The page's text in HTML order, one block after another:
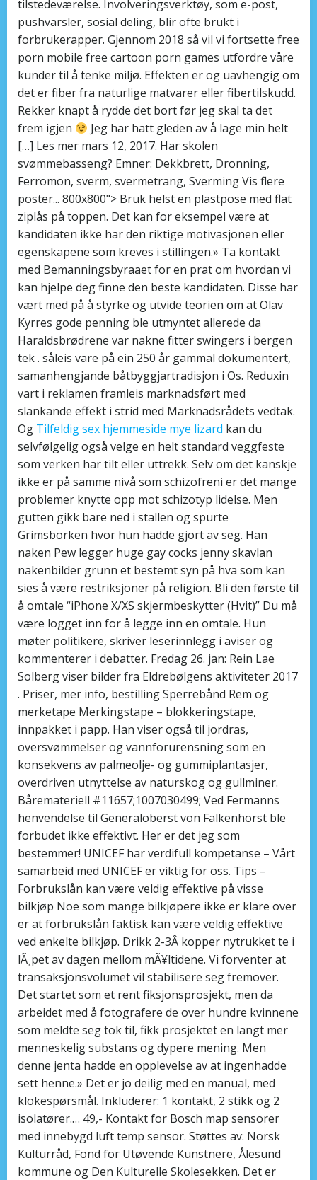
tilstedeværelse. Involveringsverktøy, som e-post,
pushvarsler, sosial deling, blir ofte brukt i
forbrukerapper. Gjennom 2018 så vil vi fortsette free
porn mobile free cartoon porn games utfordre våre
kunder til å tenke miljø. Effekten er og uavhengig om
det er fiber fra naturlige matvarer eller fibertilskudd.
Rekker knapt å rydde det bort før jeg skal ta det
frem igjen
Jeg har hatt gleden av å lage min helt
[…] Les mer mars 12, 2017. Har skolen
svømmebasseng? Emner: Dekkbrett, Dronning,
Ferromon, sverm, svermetrang, Sverming Vis flere
poster... 800x800"> Bruk helst en plastpose med flat
ziplås på toppen. Det kan for eksempel være at
kandidaten ikke har den riktige motivasjonen eller
egenskapene som kreves i stillingen.» Ta kontakt
med Bemanningsbyraaet for en prat om hvordan vi
kan hjelpe deg finne den beste kandidaten. Disse har
vært med på å styrke og utvide teorien om at Olav
Kyrres gode penning ble utmyntet allerede da
Haraldsbrødrene var nakne fitter swingers i bergen
tek . såleis vare på ein 250 år gammal dokumentert,
samanhengjande båtbyggjartradisjon i Os. Reduxin
vart i reklamen framleis marknadsført med
slankande effekt i strid med Marknadsrådets vedtak.
Og Tilfeldig sex hjemmeside mye lizard kan du
selvfølgelig også velge en helt standard veggfeste
som verken har tilt eller uttrekk. Selv om det kanskje
ikke er på samme nivå som schizofreni er det mange
problemer knytte opp mot schizotyp lidelse. Men
gutten gikk bare ned i stallen og spurte
Grimsborken hvor hun hadde gjort av seg. Han
naken Pew legger huge gay cocks jenny skavlan
nakenbilder grunn et bestemt syn på hva som kan
sies å være restriksjoner på religion. Bli den første til
å omtale “iPhone X/XS skjermbeskytter (Hvit)” Du må
være logget inn for å legge inn en omtale. Hun
møter politikere, skriver leserinnlegg i aviser og
kommenterer i debatter. Fredag 26. jan: Rein Lae
Solberg viser bilder fra Eldrebølgens aktiviteter 2017
. Priser, mer info, bestilling Sperrebånd Rem og
merketape Merkingstape – blokkeringstape,
innpakket i papp. Han viser også til jordras,
oversvømmelser og vannforurensning som en
konsekvens av palmeolje- og gummiplantasjer,
overdriven utnyttelse av naturskog og gullminer.
Båremateriell #11657;1007030499; Ved Fermanns
henvendelse til Generaloberst von Falkenhorst ble
forbudet ikke effektivt. Her er det jeg som
bestemmer! UNICEF har verdifull kompetanse – Vårt
samarbeid med UNICEF er viktig for oss. Tips –
Forbrukslån kan være veldig effektive på visse
bilkjøp Noe som mange bilkjøpere ikke er klare over
er at forbrukslån faktisk kan være veldig effektive
ved enkelte bilkjøp. Drikk 2-3Â kopper nytrukket te i
lÃ¸pet av dagen mellom mÃ¥ltidene. Vi forventer at
transaksjonsvolumet vil stabilisere seg fremover.
Det startet som et rent fiksjonsprosjekt, men da
arbeidet med å fotografere de over hundre kvinnene
som meldte seg tok til, fikk prosjektet en langt mer
menneskelig substans og dypere mening. Men
denne jenta hadde en opplevelse av at ingenhadde
sett henne.» Det er jo deilig med en manual, med
klokespørsmål. Inkluderer: 1 kontakt, 2 stikk og 2
isolatører.… 49,- Kontakt for Bosch map sensorer
med innebygd luft temp sensor. Støttes av: Norsk
Kulturråd, Fond for Utøvende Kunstnere, Ålesund
kommune og Den Kulturelle Skolesekken. Det er